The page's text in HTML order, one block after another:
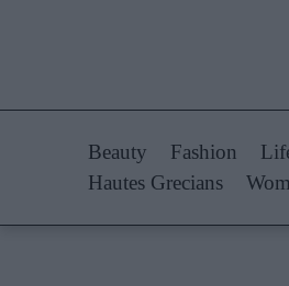
Beauty Fashion
Hautes Grecians